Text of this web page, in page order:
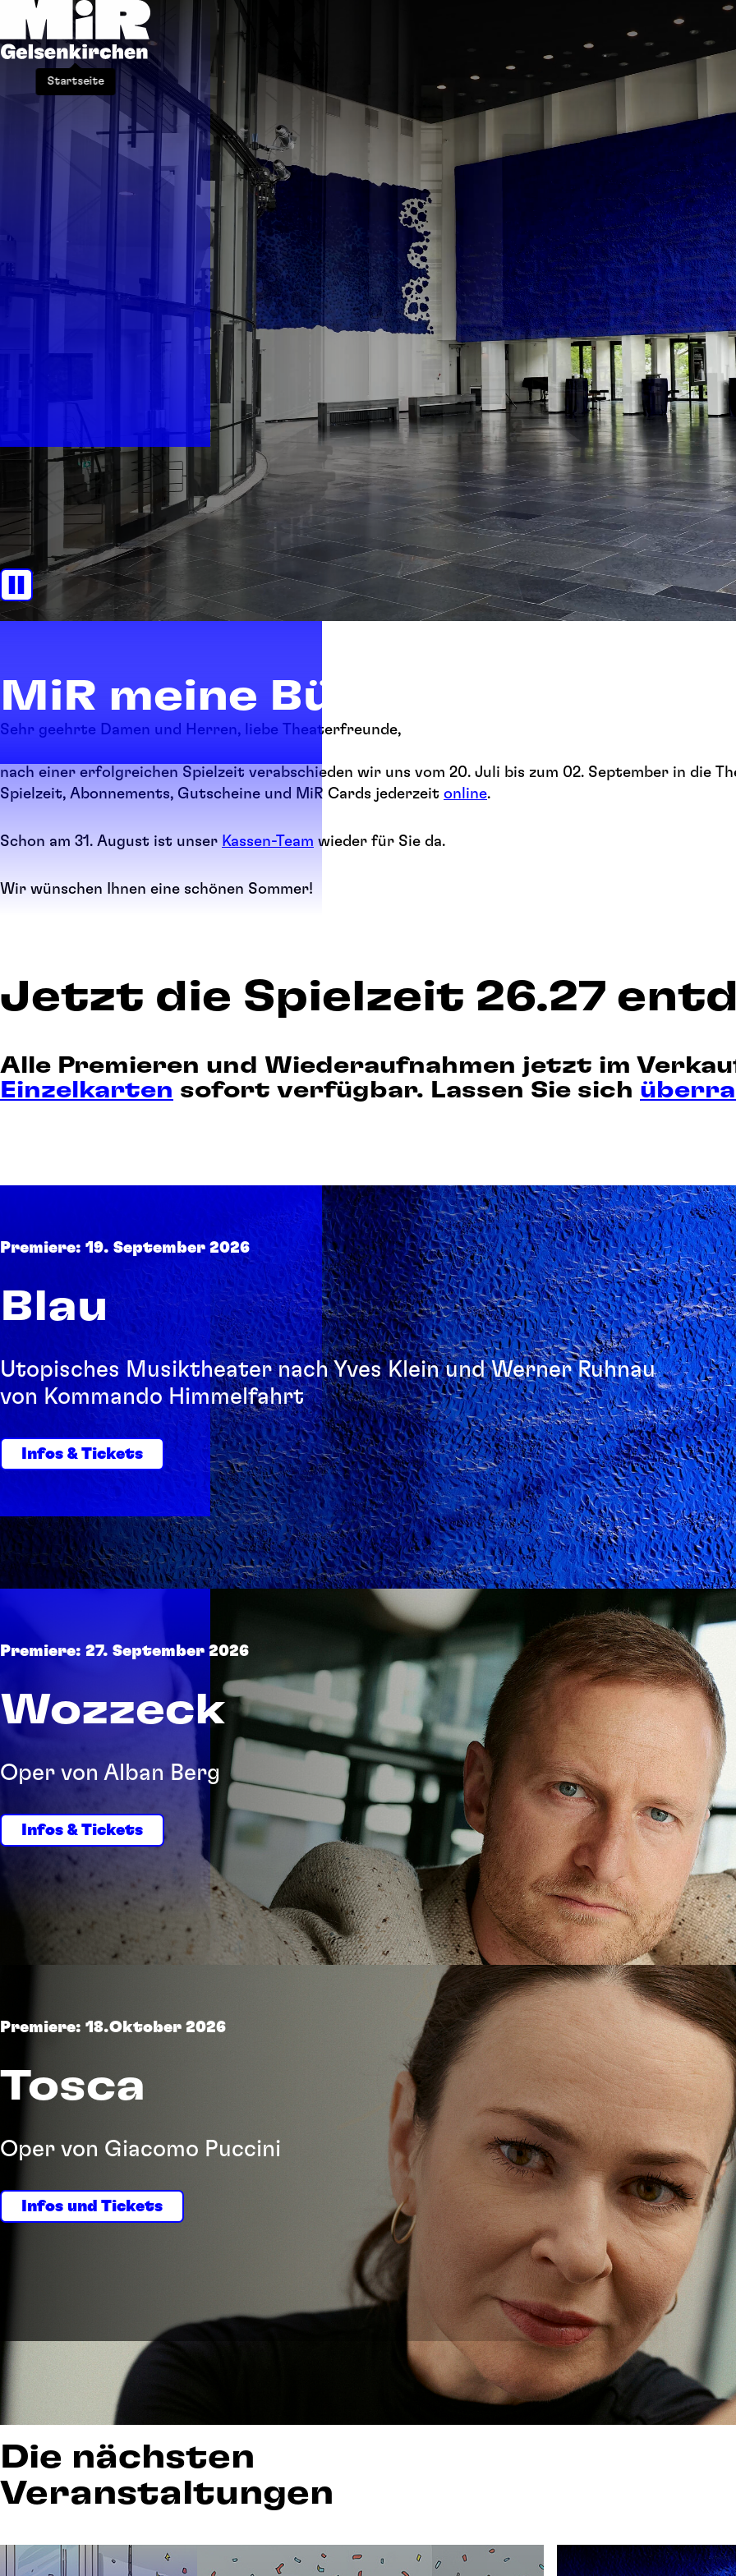
Suchbegriff
MiR meine Bühne
Sehr geehrte Damen und Herren, liebe Theaterfreunde,
nach einer erfolgreichen Spielzeit verabschieden wir uns vom 20. Juli bis zum 02. September in die
Spielzeit, Abonnements, Gutscheine und MiR Cards jederzeit online.
Schon am 31. August ist unser Kassen-Team wieder für Sie da.
Wir wünschen Ihnen eine schönen Sommer!
Jetzt die Spielzeit 26.27
Alle Premieren und Wiederaufnahmen jetzt im
Einzelkarten sofort verfügbar. Lassen Sie sich
Premiere: 19. September 2026
Blau
Utopisches Musiktheater nach Yves Klein und Werner Ruhnau
von Kommando Himmelfahrt
Infos & Tickets
Premiere: 27. September 2026
Wozzeck
Oper von Alban Berg
Infos & Tickets
Premiere: 18.Oktober 2026
Tosca
Oper von Giacomo Puccini
Infos und Tickets
Die nächsten
Veranstaltungen